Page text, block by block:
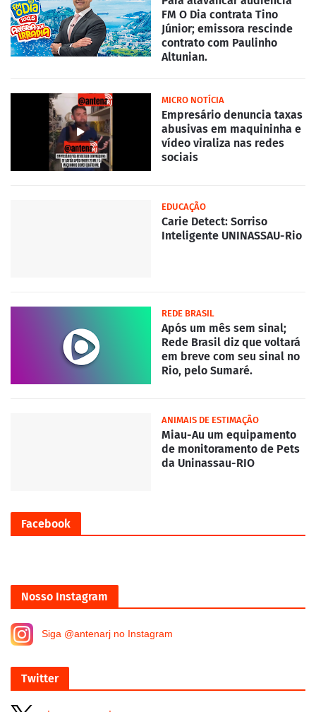
FM O Dia contrata Tino
Júnior; emissora rescinde
contrato com Paulinho
Altunian.
MICRO NOTÍCIA
Empresário denuncia taxas
abusivas em maquininha e
vídeo viraliza nas redes
sociais
EDUCAÇÃO
Carie Detect: Sorriso
Inteligente UNINASSAU-Rio
REDE BRASIL
Após um mês sem sinal;
Rede Brasil diz que voltará
em breve com seu sinal no
Rio, pelo Sumaré.
ANIMAIS DE ESTIMAÇÃO
Miau-Au um equipamento
de monitoramento de Pets
da Uninassau-RIO
Facebook
Nosso Instagram
Siga @antenarj no Instagram
Twitter